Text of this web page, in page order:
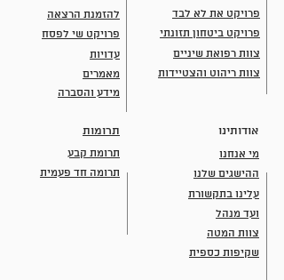
להזמנת הרצאה
פרויקט שי לפסח
עדויות
מאמרים
מידע והסברה
פרויקט את לא לבד
פרויקט ביטחון תזונתי
צוות רפואת שיניים
צוות ריהוט והצטיידות
תרומות
תרומת קבע
תרומה חד פעמית
אודותינו
מי אנחנו
ההישגים שלנו
עלינו בתקשורת
ועד מנהל
צוות המטה
שקיפות כספית